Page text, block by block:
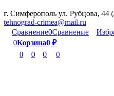
г. Симферополь ул. Рубцова, 44
tehnograd-crimea@mail.ru
Сравнение0Сравнение
0Корзина0 ₽
0
0 0 0